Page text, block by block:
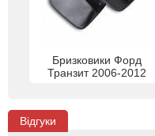
Бризковики Форд
Транзит 2006-2012
Відгуки